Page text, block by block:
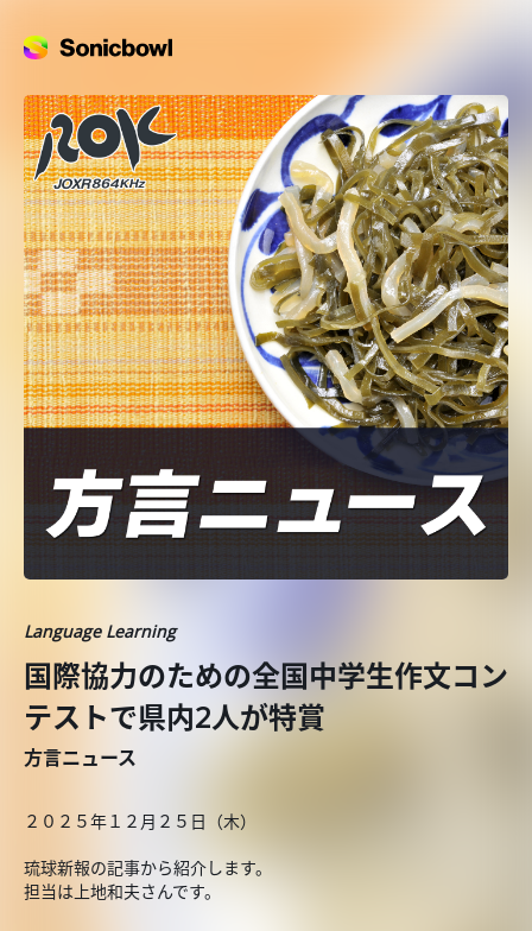
Language Learning
国際協力のための全国中学生作文コン
テストで県内2人が特賞
方言ニュース
２０２５年１２月２５日（木）
琉球新報の記事から紹介します。
担当は上地和夫さんです。